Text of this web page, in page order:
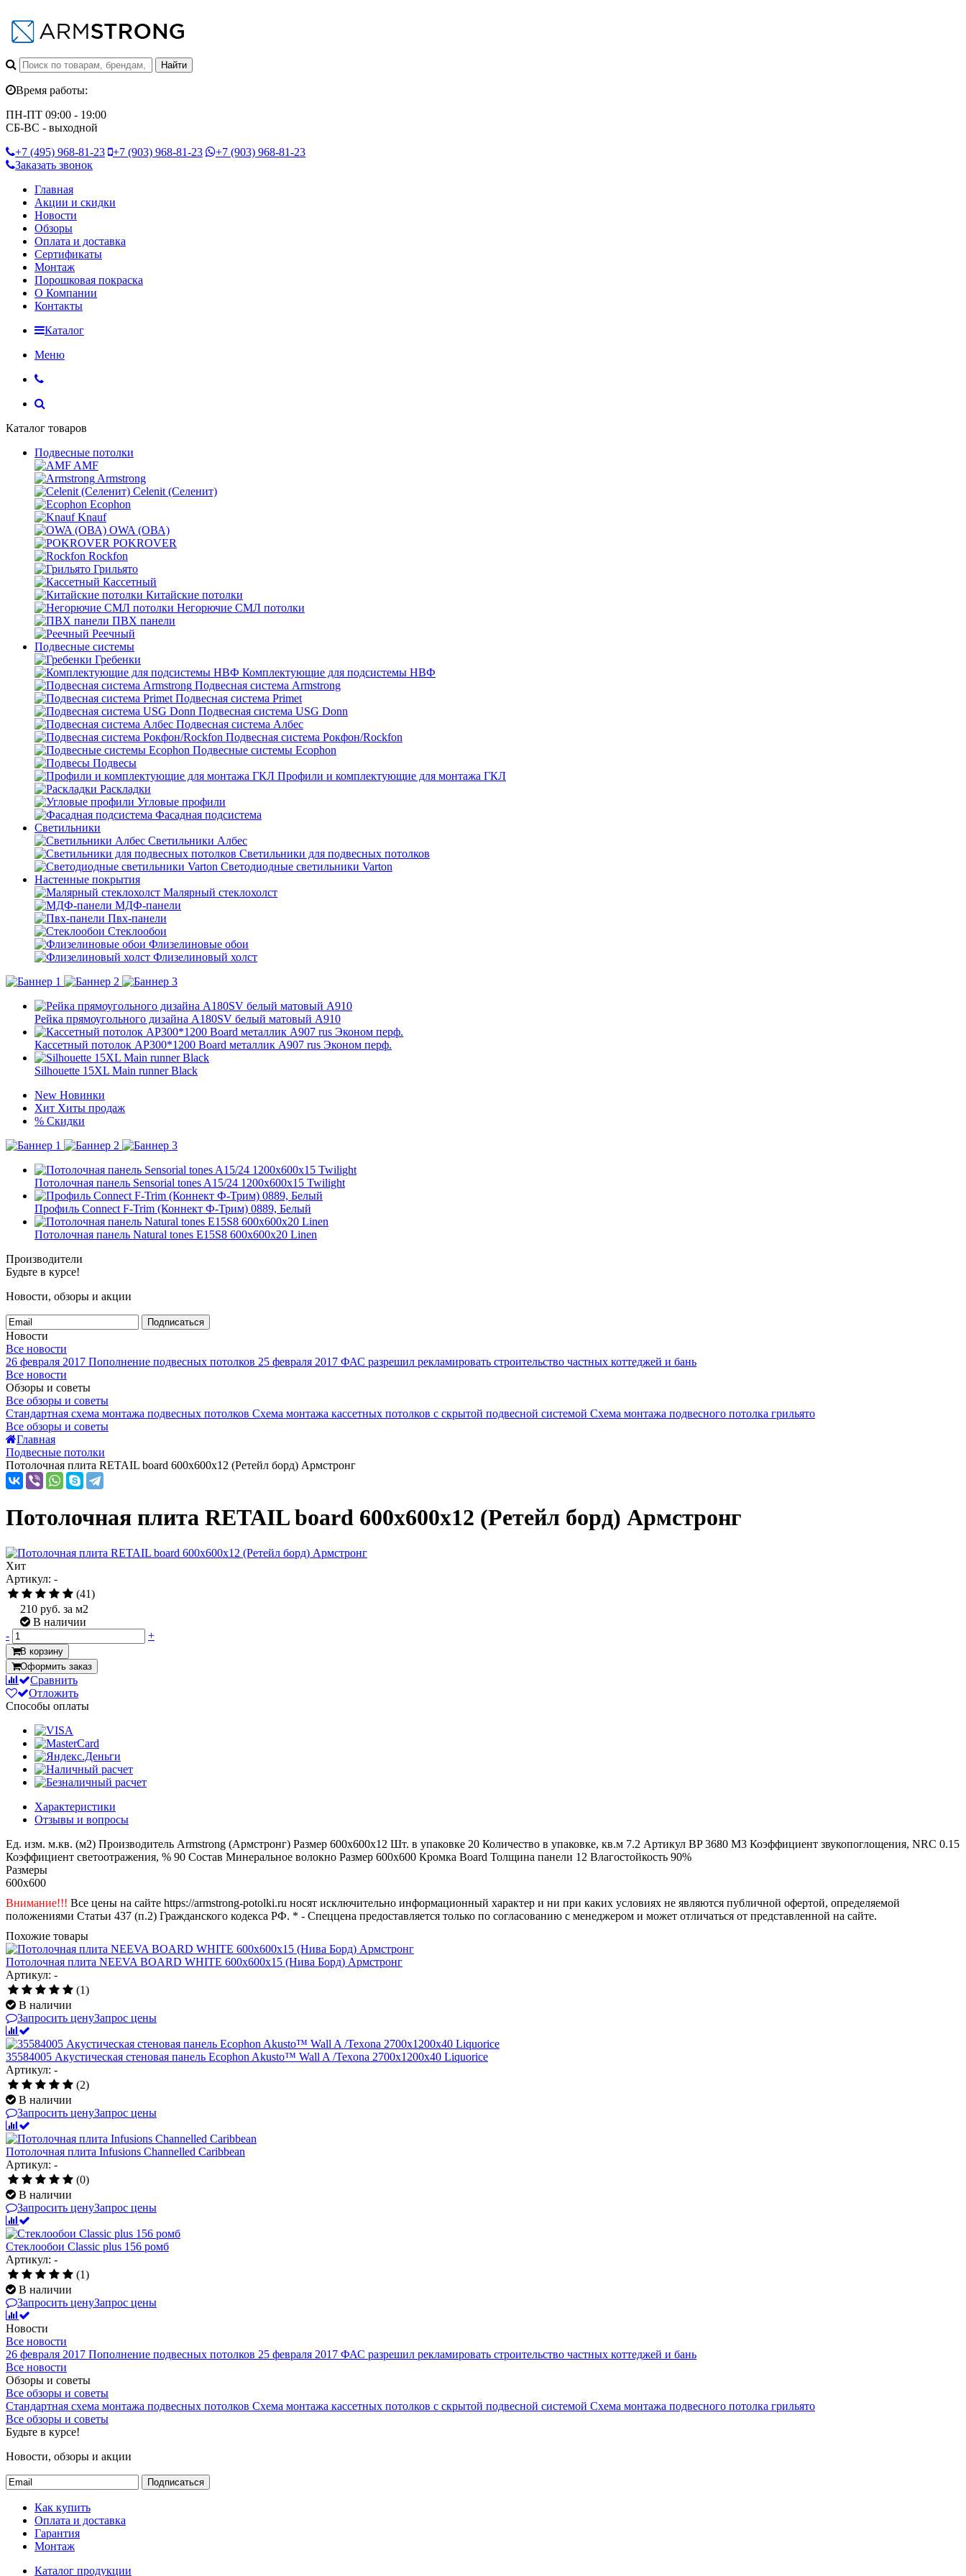
Время работы:
ПН-ПТ 09:00 - 19:00
СБ-ВС - выходной
+7 (495) 968-81-23 +7 (903) 968-81-23 +7 (903) 968-81-23
Заказать звонок
Главная
Акции и скидки
Новости
Обзоры
Оплата и доставка
Сертификаты
Монтаж
Порошковая покраска
О Компании
Контакты
Каталог
Меню
Каталог товаров
Подвесные потолки
AMF
Armstrong
Celenit (Селенит)
Ecophon
Knauf
OWA (ОВА)
POKROVER
Rockfon
Грильято
Кассетный
Китайские потолки
Негорючие СМЛ потолки
ПВХ панели
Реечный
Подвесные системы
Гребенки
Комплектующие для подсистемы НВФ
Подвесная система Armstrong
Подвесная система Primet
Подвесная система USG Donn
Подвесная система Албес
Подвесная система Рокфон/Rockfon
Подвесные системы Ecophon
Подвесы
Профили и комплектующие для монтажа ГКЛ
Раскладки
Угловые профили
Фасадная подсистема
Светильники
Светильники Албес
Светильники для подвесных потолков
Светодиодные светильники Varton
Настенные покрытия
Малярный стеклохолст
МДФ-панели
Пвх-панели
Стеклообои
Флизелиновые обои
Флизелиновый холст
Рейка прямоугольного дизайна A180SV белый матовый А910
Кассетный потолок AP300*1200 Board металлик А907 rus Эконом перф.
Silhouette 15XL Main runner Black
New Новинки
Хит Хиты продаж
% Скидки
Потолочная панель Sensorial tones A15/24 1200x600x15 Twilight
Профиль Connect F-Trim (Коннект Ф-Трим) 0889, Белый
Потолочная панель Natural tones E15S8 600x600x20 Linen
Производители
Будьте в курсе!
Новости, обзоры и акции
Подписаться
Новости
Все новости
26 февраля 2017 Пополнение подвесных потолков 25 февраля 2017 ФАС разрешил рекламировать строительство частных коттеджей и бань
Все новости
Обзоры и советы
Все обзоры и советы
Стандартная схема монтажа подвесных потолков Схема монтажа кассетных потолков с скрытой подвесной системой Схема монтажа подвесного потолка грильято
Все обзоры и советы
Главная
Подвесные потолки
Потолочная плита RETAIL board 600x600x12 (Ретейл борд) Армстронг
Потолочная плита RETAIL board 600x600x12 (Ретейл борд) Армстронг
Хит
Артикул: -
(41)
210 руб. за м2
В наличии
-
+
В корзину
Оформить заказ
Сравнить
Отложить
Способы оплаты
Характеристики
Отзывы и вопросы
Ед. изм. м.кв. (м2) Производитель Armstrong (Армстронг) Размер 600x600x12 Шт. в упаковке 20 Количество в упаковке, кв.м 7.2 Артикул BP 3680 M3 Коэффициент звукопоглощения, NRC 0.15
Коэффициент светоотражения, % 90 Состав Минеральное волокно Размер 600x600 Кромка Board Толщина панели 12 Влагостойкость 90%
Размеры
600x600
Внимание!!! Все цены на сайте https://armstrong-potolki.ru носят исключительно информационный характер и ни при каких условиях не являются публичной офертой, определяемой
положениями Статьи 437 (п.2) Гражданского кодекса РФ. * - Спеццена предоставляется только по согласованию с менеджером и может отличаться от представленной на сайте.
Похожие товары
Потолочная плита NEEVA BOARD WHITE 600x600x15 (Нива Борд) Армстронг
Артикул: -
(1)
В наличии
Запросить ценуЗапрос цены
35584005 Акустическая стеновая панель Ecophon Akusto™ Wall A /Texona 2700x1200x40 Liquorice
Артикул: -
(2)
В наличии
Запросить ценуЗапрос цены
Потолочная плита Infusions Channelled Caribbean
Артикул: -
(0)
В наличии
Запросить ценуЗапрос цены
Стеклообои Classic plus 156 ромб
Артикул: -
(1)
В наличии
Запросить ценуЗапрос цены
Новости
Все новости
26 февраля 2017 Пополнение подвесных потолков 25 февраля 2017 ФАС разрешил рекламировать строительство частных коттеджей и бань
Все новости
Обзоры и советы
Все обзоры и советы
Стандартная схема монтажа подвесных потолков Схема монтажа кассетных потолков с скрытой подвесной системой Схема монтажа подвесного потолка грильято
Все обзоры и советы
Будьте в курсе!
Новости, обзоры и акции
Подписаться
Как купить
Оплата и доставка
Гарантия
Монтаж
Каталог продукции